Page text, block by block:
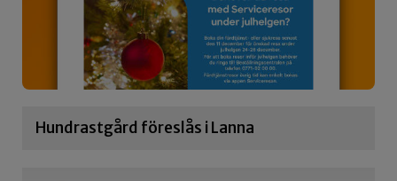
Hundrastgård föreslås i Lanna